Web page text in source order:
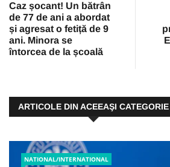
Caz șocant! Un bătrân
de 77 de ani a abordat
și agresat o fetiță de 9
ani. Minora se
întorcea de la școală
ARTICOLE DIN ACEEAŞI CATEGORIE
NATIONAL/INTERNATIONAL